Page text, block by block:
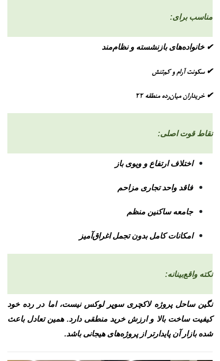
مناسب برای:
✔ خانواده‌های بازنشسته و نظام‌مند
✔ سکونت آرام و کم‌تنش
✔ خریداران میان‌رده منطقه ۲۲
نقاط قوت اصلی:
اختلاف ارتفاع و ویوی باز
فاقد واحد تجاری مزاحم
جامعه ساکنین منظم
امکانات کامل بدون تجمل اغراق‌آمیز
نکته واقع‌بینانه:
نگین ساحل پروژه لاکچری سوپر لوکس نیست، اما در رده خود
کیفیت ساخت بالا و ارزش خرید منطقی دارد. همین تعادل باعث
شده بازار آن پایدارتر از پروژه‌های هیجانی باشد.